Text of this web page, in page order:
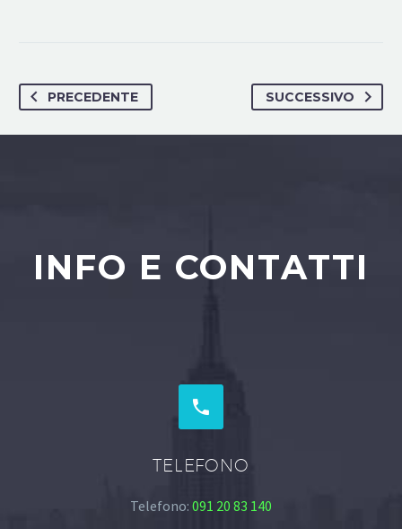
PRECEDENTE SUCCESSIVO
INFO E CONTATTI


TELEFONO
Telefono: 091 20 83 140